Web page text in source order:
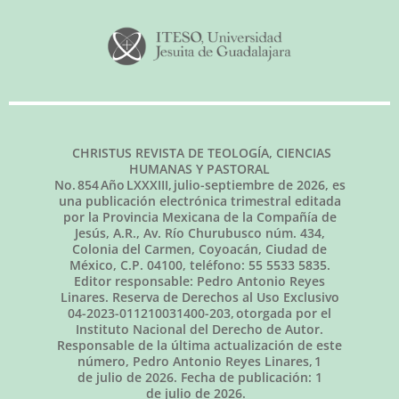
CHRISTUS REVISTA DE TEOLOGÍA, CIENCIAS
HUMANAS Y PASTORAL
No.854Año LXXXIII, julio-septiembre de 2026, es
una publicación electrónica trimestral editada
por la Provincia Mexicana de la Compañía de
Jesús, A.R., Av. Río Churubusco núm. 434,
Colonia del Carmen, Coyoacán, Ciudad de
México, C.P. 04100, teléfono: 55 5533 5835.
Editor responsable: Pedro Antonio Reyes
Linares. Reserva de Derechos al Uso Exclusivo
04-2023-011210031400-203, otorgada por el
Instituto Nacional del Derecho de Autor.
Responsable de la última actualización de este
número, Pedro Antonio Reyes Linares, 1
de julio de 2026. Fecha de publicación: 1
de julio de 2026.